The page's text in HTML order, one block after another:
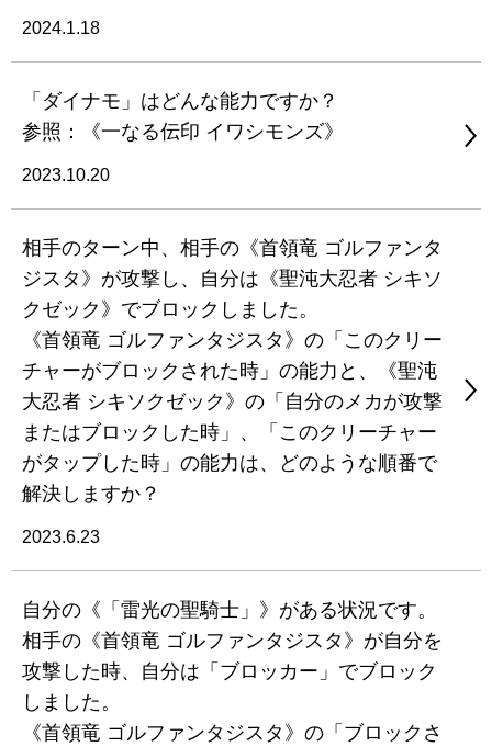
2024.1.18
「ダイナモ」はどんな能力ですか？
参照：《一なる伝印 イワシモンズ》
2023.10.20
相手のターン中、相手の《首領竜 ゴルファンタ
ジスタ》が攻撃し、自分は《聖沌大忍者 シキソ
クゼック》でブロックしました。
《首領竜 ゴルファンタジスタ》の「このクリー
チャーがブロックされた時」の能力と、《聖沌
大忍者 シキソクゼック》の「自分のメカが攻撃
またはブロックした時」、「このクリーチャー
がタップした時」の能力は、どのような順番で
解決しますか？
2023.6.23
自分の《「雷光の聖騎士」》がある状況です。
相手の《首領竜 ゴルファンタジスタ》が自分を
攻撃した時、自分は「ブロッカー」でブロック
しました。
《首領竜 ゴルファンタジスタ》の「ブロックさ